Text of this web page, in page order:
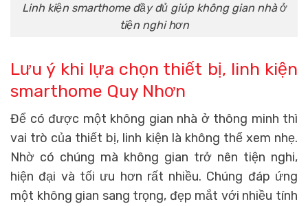
Linh kiện smarthome đầy đủ giúp không gian nhà ở
tiện nghi hơn
Lưu ý khi lựa chọn thiết bị, linh kiện
smarthome Quy Nhơn
Để có được một không gian nhà ở thông minh thì
vai trò của thiết bị, linh kiện là không thể xem nhẹ.
Nhờ có chúng mà không gian trở nên tiện nghi,
hiện đại và tối ưu hơn rất nhiều. Chúng đáp ứng
một không gian sang trọng, đẹp mắt với nhiều tính